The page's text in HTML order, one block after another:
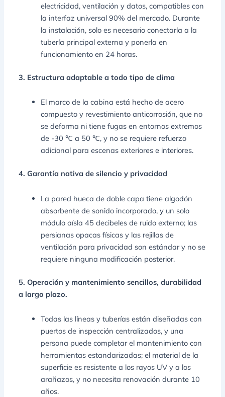
electricidad, ventilación y datos, compatibles con
la interfaz universal 90% del mercado. Durante
la instalación, solo es necesario conectarla a la
tubería principal externa y ponerla en
funcionamiento en 24 horas.
3. Estructura adaptable a todo tipo de clima
El marco de la cabina está hecho de acero
compuesto y revestimiento anticorrosión, que no
se deforma ni tiene fugas en entornos extremos
de -30 ℃ a 50 ℃, y no se requiere refuerzo
adicional para escenas exteriores e interiores.
4. Garantía nativa de silencio y privacidad
La pared hueca de doble capa tiene algodón
absorbente de sonido incorporado, y un solo
módulo aísla 45 decibeles de ruido externo; las
persianas opacas físicas y las rejillas de
ventilación para privacidad son estándar y no se
requiere ninguna modificación posterior.
5. Operación y mantenimiento sencillos, durabilidad
a largo plazo.
Todas las líneas y tuberías están diseñadas con
puertos de inspección centralizados, y una
persona puede completar el mantenimiento con
herramientas estandarizadas; el material de la
superficie es resistente a los rayos UV y a los
arañazos, y no necesita renovación durante 10
años.